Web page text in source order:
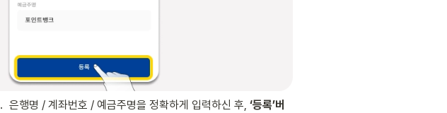
. 은행명 / 계좌번호 / 예금주명을 정확하게 입력하신 후, ‘등록’버